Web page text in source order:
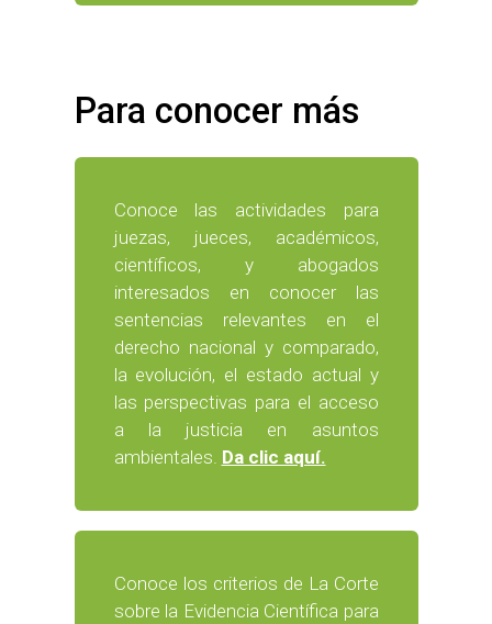
Para conocer más
Conoce las actividades para
juezas, jueces, académicos,
científicos, y abogados
interesados en conocer las
sentencias relevantes en el
derecho nacional y comparado,
la evolución, el estado actual y
las perspectivas para el acceso
a la justicia en asuntos
ambientales. Da clic aquí.
Conoce los criterios de La Corte
sobre la Evidencia Científica para